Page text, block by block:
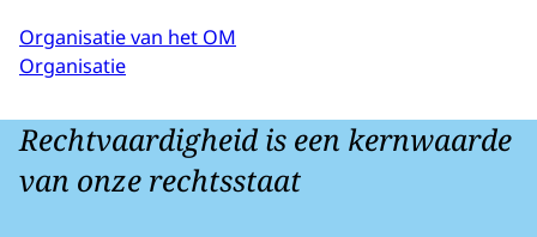
Organisatie van het OM
Organisatie
Rechtvaardigheid is een kernwaarde
van onze rechtsstaat